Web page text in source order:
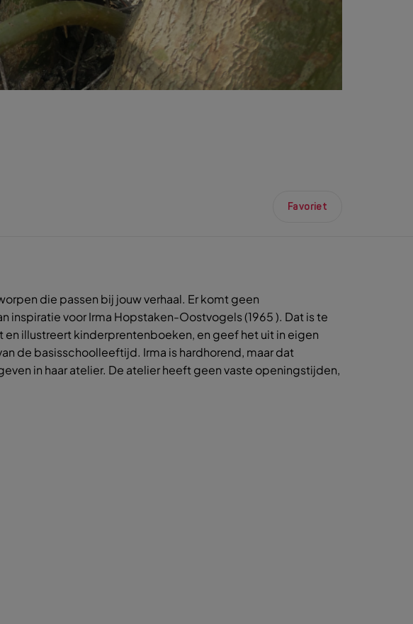
Favoriet
die passen bij jouw verhaal. Er komt geen
inspiratie voor Irma Hopstaken-Oostvogels (1965 ). Dat is te
illustreert kinderprentenboeken, en geef het uit in eigen
de basisschoolleeftijd. Irma is hardhorend, maar dat
in haar atelier. De atelier heeft geen vaste openingstijden,